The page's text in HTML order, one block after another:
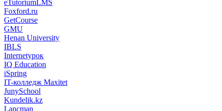
eTutoriumLMS
Foxford.ru
GetCourse
GMU
Henan University
IBLS
Internetурок
IQ Education
iSpring
IT-колледж Maxitet
JunySchool
Kundelik.kz
Lancman